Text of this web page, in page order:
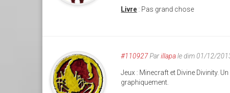
Livre : Pas grand chose
#110927Parillapale dim 01/12/
Jeux : Minecraft et Divine Divinity.
graphiquement.